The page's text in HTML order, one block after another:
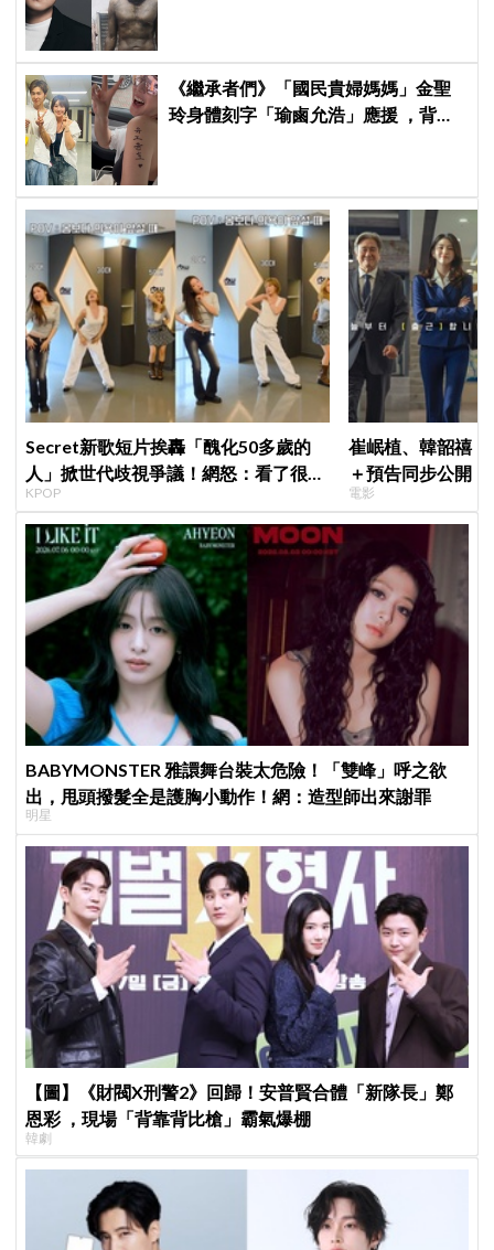
《繼承者們》「國民貴婦媽媽」金聖
玲身體刻字「瑜鹵允浩」應援 ，背後
Secret新歌短片挨轟「醜化50多歲的
人」掀世代歧視爭議！網怒：看了很不
舒服
KPOP
崔岷植、韓韶禧
＋預告同步公開
美女CEO
電影
BABYMONSTER 雅譞舞台裝太危險！「雙峰」呼之欲
出，甩頭撥髮全是護胸小動作！網：造型師出來謝罪
明星
【圖】《財閥X刑警2》回歸！安普賢合體「新隊長」鄭
恩彩 ，現場「背靠背比槍」霸氣爆棚
韓劇